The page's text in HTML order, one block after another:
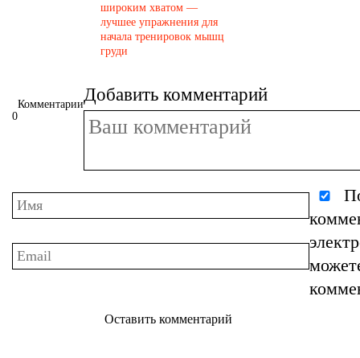
широким хватом —
лучшее упражнения для
начала тренировок мышц
груди
Комментарии
0
Добавить комментарий
Оставить комментарий